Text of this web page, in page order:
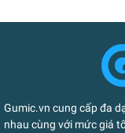
Gumic.vn cung cấp đa
nhau cùng với mức giá